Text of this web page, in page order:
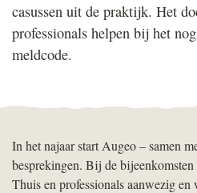
casussen uit de praktijk. Het
professionals helpen bij het
meldcode.
In het najaar start Augeo – samen
besprekingen. Bij de
Thuis en professionals aanwezig